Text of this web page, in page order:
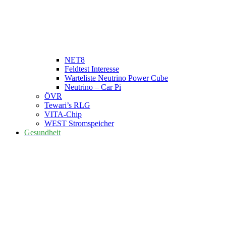
NET8
Feldtest Interesse
Warteliste Neutrino Power Cube
Neutrino – Car Pi
ÖVR
Tewari’s RLG
VITA-Chip
WEST Stromspeicher
Gesundheit